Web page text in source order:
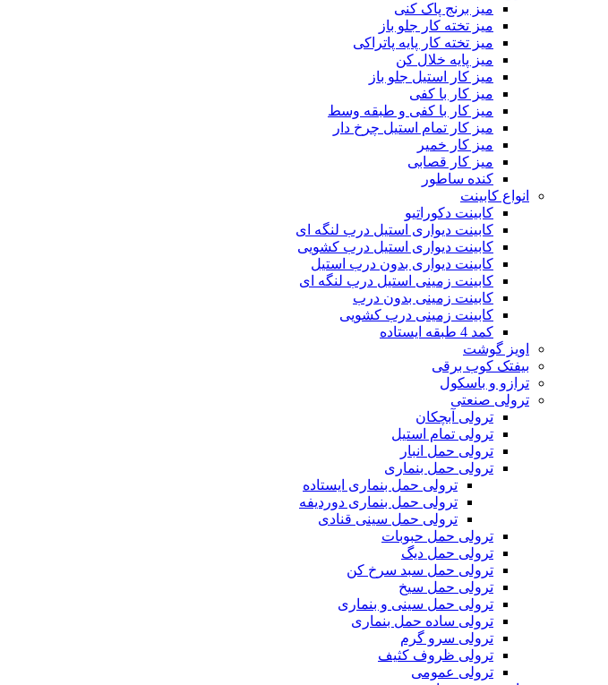
میز برنج پاک کنی
میز تخته کار جلو باز
میز تخته کار پایه پاتراکی
میز پایه خلال کن
میز کار استیل جلو باز
میز کار با کفی
میز کار با کفی و طبقه وسط
میز کار تمام استیل چرخ دار
میز کار خمیر
میز کار قصابی
کنده ساطور
انواع کابینت
کابینت دکوراتیو
کابینت دیواری استیل درب لنگه ای
کابینت دیواری استیل درب کشویی
کابینت دیواری بدون درب استیل
کابینت زمینی استیل درب لنگه ای
کابینت زمینی بدون درب
کابینت زمینی درب کشویی
کمد 4 طبقه ایستاده
اویز گوشت
بیفتک کوب برقی
ترازو و باسکول
ترولی صنعتی
ترولی آبچکان
ترولی تمام استیل
ترولی حمل انبار
ترولی حمل بنماری
ترولی حمل بنماری ایستاده
ترولی حمل بنماری دوردیفه
ترولی حمل سینی قنادی
ترولی حمل حبوبات
ترولی حمل دیگ
ترولی حمل سبد سرخ کن
ترولی حمل سیخ
ترولی حمل سینی و بنماری
ترولی ساده حمل بنماری
ترولی سرو گرم
ترولی ظروف کثیف
ترولی عمومی